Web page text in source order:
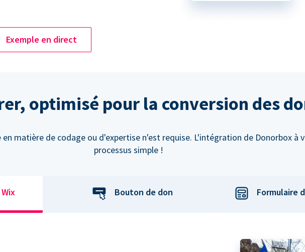
Exemple en direct
optimisé pour la conversion des
matière de codage ou d'expertise n'est requise. L'intégration de Donorbox à
processus simple !
Bouton de don Formulaire